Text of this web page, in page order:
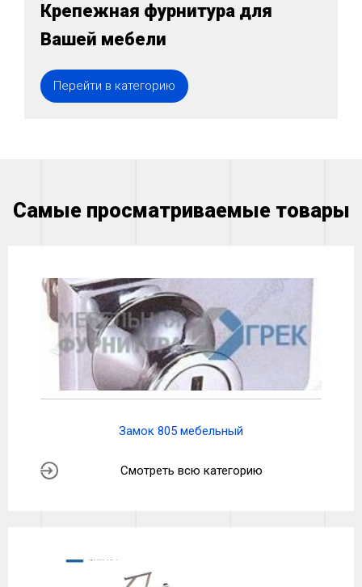
Крепежная фурнитура для
Вашей мебели
Перейти в категорию
Самые просматриваемые товары
Замок 805 мебельный
Смотреть всю категорию